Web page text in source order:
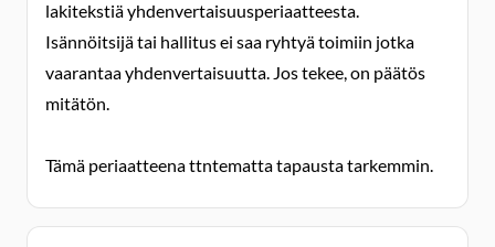
lakitekstiä yhdenvertaisuusperiaatteesta.
Isännöitsijä tai hallitus ei saa ryhtyä toimiin jotka
vaarantaa yhdenvertaisuutta. Jos tekee, on päätös
mitätön.
Tämä periaatteena ttntematta tapausta tarkemmin.